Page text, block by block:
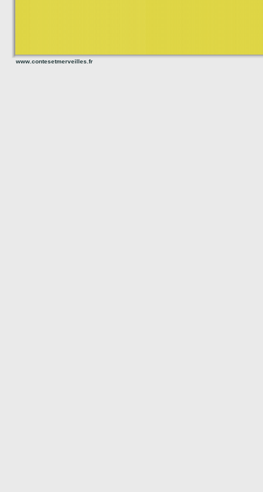
www.contesetmerveilles.fr